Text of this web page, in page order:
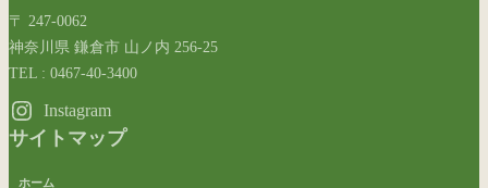
〒 247-0062
神奈川県 鎌倉市 山ノ内 256-25
TEL : 0467-40-3400
Instagram
サイトマップ
ホーム